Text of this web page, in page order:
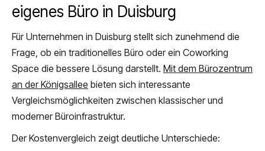
eigenes Büro in Duisburg
Für Unternehmen in Duisburg stellt sich zunehmend die
Frage, ob ein traditionelles Büro oder ein Coworking
Space die bessere Lösung darstellt. Mit dem Bürozentrum
an der Königsallee bieten sich interessante
Vergleichsmöglichkeiten zwischen klassischer und
moderner Büroinfrastruktur.
Der Kostenvergleich zeigt deutliche Unterschiede: